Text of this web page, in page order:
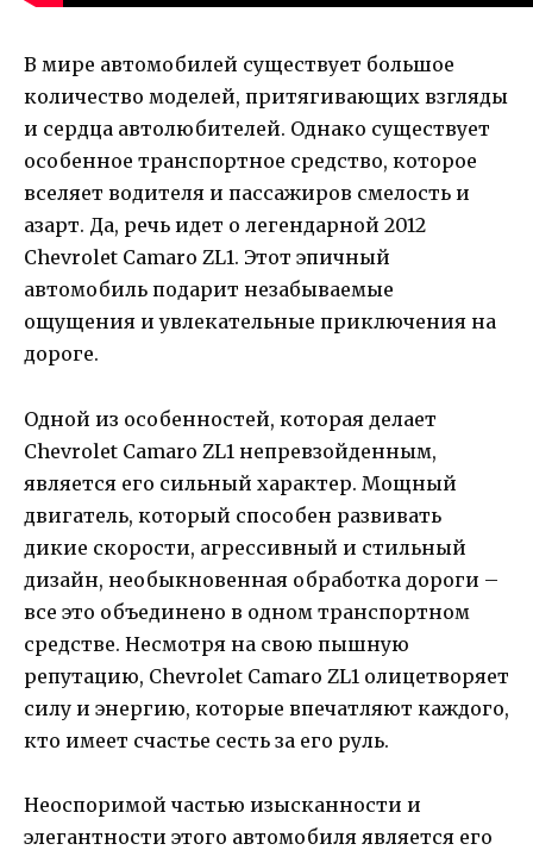
В мире автомобилей существует большое
количество моделей, притягивающих взгляды
и сердца автолюбителей. Однако существует
особенное транспортное средство, которое
вселяет водителя и пассажиров смелость и
азарт. Да, речь идет о легендарной 2012
Chevrolet Camaro ZL1. Этот эпичный
автомобиль подарит незабываемые
ощущения и увлекательные приключения на
дороге.
Одной из особенностей, которая делает
Chevrolet Camaro ZL1 непревзойденным,
является его сильный характер. Мощный
двигатель, который способен развивать
дикие скорости, агрессивный и стильный
дизайн, необыкновенная обработка дороги –
все это объединено в одном транспортном
средстве. Несмотря на свою пышную
репутацию, Chevrolet Camaro ZL1 олицетворяет
силу и энергию, которые впечатляют каждого,
кто имеет счастье сесть за его руль.
Неоспоримой частью изысканности и
элегантности этого автомобиля является его